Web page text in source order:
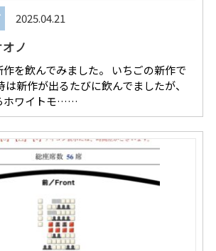
2025.04.21
ノ
を飲んでみました。 いちごの新作で
は新作が出るたびに飲んでましたが、
ホワイトモ……